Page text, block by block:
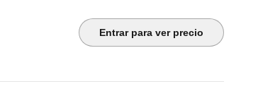
out ¦ USB-C upstream/DisplayPort Alt Mode with Power Delivery (HDCP /
Entrar para ver precio